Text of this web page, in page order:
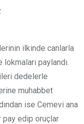
ilkinde canlarla
paylandı.
dedelerle
muhabbet
ise Cemevi ana
pay edip oruçlar